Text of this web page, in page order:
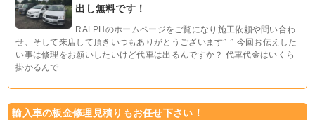
出し無料です！
RALPHのホームページをご覧になり施工依頼や問い合わ
せ、そして来店して頂きいつもありがとうございます^ ^ 今回お伝えした
い事は修理をお願いしたいけど代車は出るんですか？ 代車代金はいくら
掛かるんで
輸入車の板金修理見積りもお任せ下さい！